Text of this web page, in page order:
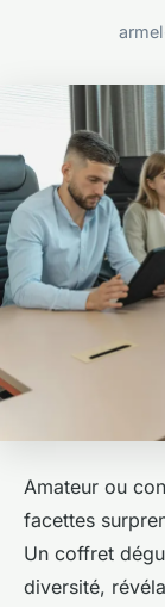
armel
Amateur ou
facettes
Un coffret
diversité,